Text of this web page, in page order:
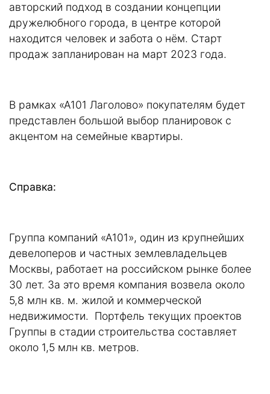
авторский подход в создании концепции
дружелюбного города, в центре которой
находится человек и забота о нём. Старт
продаж запланирован на март 2023 года.
В рамках «А101 Лаголово» покупателям будет
представлен большой выбор планировок с
акцентом на семейные квартиры.
Справка:
Группа компаний «А101», один из крупнейших
девелоперов и частных землевладельцев
Москвы, работает на российском рынке более
30 лет. За это время компания возвела около
5,8 млн кв. м. жилой и коммерческой
недвижимости. Портфель текущих проектов
Группы в стадии строительства составляет
около 1,5 млн кв. метров.